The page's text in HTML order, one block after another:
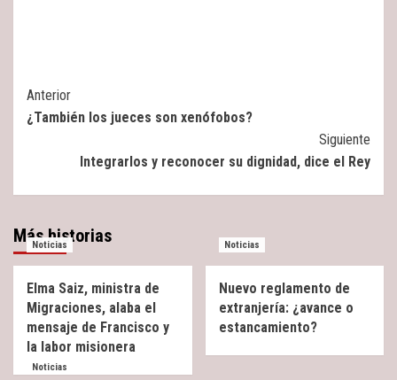
Post
Navigation
Anterior
¿También los jueces son xenófobos?
Siguiente
Integrarlos y reconocer su dignidad, dice el Rey
Más historias
Noticias
Elma Saiz, ministra de
Migraciones, alaba el
mensaje de Francisco y
la labor misionera
Noticias
Nuevo reglamento de
extranjería: ¿avance o
estancamiento?
Noticias